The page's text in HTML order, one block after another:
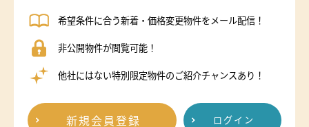
希望条件に合う新着・価格変更物件をメール配信！
非公開物件が閲覧可能！
他社にはない特別限定物件のご紹介チャンスあり！
新規会員登録 ログイン